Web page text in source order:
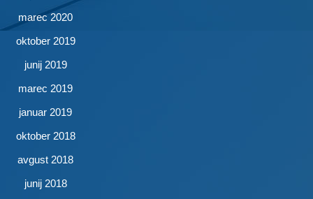
marec 2020
oktober 2019
junij 2019
marec 2019
januar 2019
oktober 2018
avgust 2018
junij 2018